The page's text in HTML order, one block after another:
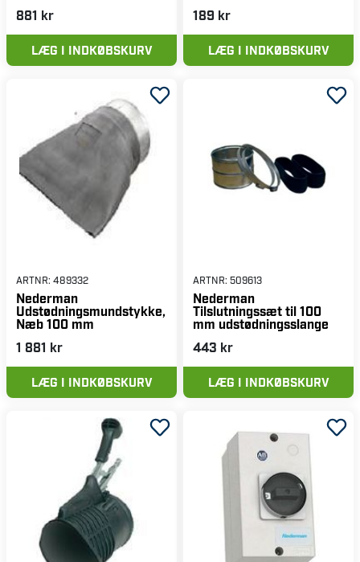
881 kr
LÆG I INDKØBSKURV
189 kr
LÆG I INDKØBSKURV
ARTNR: 489332
Nederman
Udstødningsmundstykke,
Næb 100 mm
1 881 kr
LÆG I INDKØBSKURV
ARTNR: 509613
Nederman
Tilslutningssæt til 100
mm udstødningsslange
443 kr
LÆG I INDKØBSKURV